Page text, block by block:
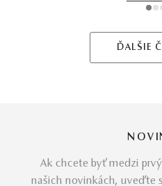
1 2
ĎALŠIE
Ak chcete byť medzi
našich novinkách, uveďte